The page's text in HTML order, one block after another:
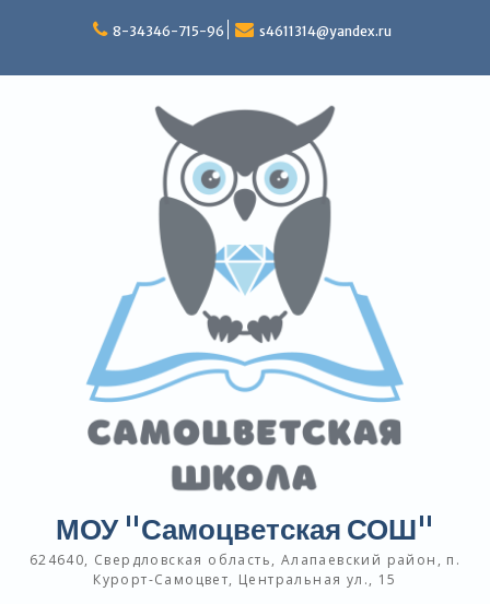
8-34346-715-96 s4611314@yandex.ru
МОУ "Самоцветская СОШ"
624640, Свердловская область, Алапаевский район, п.
Курорт-Самоцвет, Центральная ул., 15